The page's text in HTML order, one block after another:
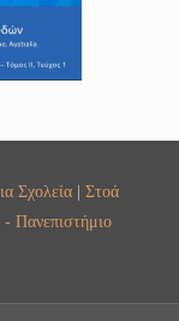
Σχολεία| Στοά
Πανεπιστήμιο